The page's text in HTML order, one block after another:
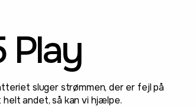
Play
sluger strømmen, der er fejl på
andet, så kan vi hjælpe.